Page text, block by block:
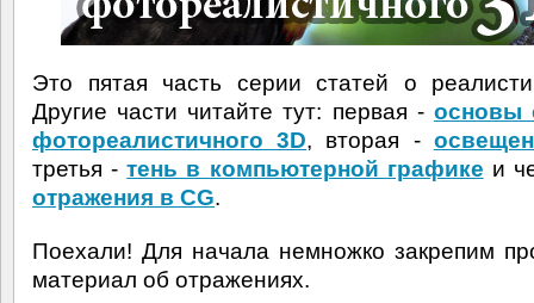
Это пятая часть серии статей о
Другие части читайте тут: первая - основы
фотореалистичного 3D, вторая -
третья -тень в компьютерной графике и
отражения в CG.
Поехали! Для начала немножко закрепим
материал об отражениях.